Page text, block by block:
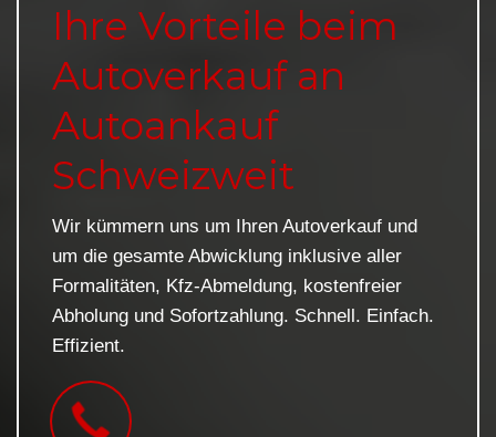
Ihre Vorteile beim
Autoverkauf an
Autoankauf
Schweizweit
Wir kümmern uns um Ihren Autoverkauf und
um die gesamte Abwicklung inklusive aller
Formalitäten, Kfz-Abmeldung, kostenfreier
Abholung und Sofortzahlung. Schnell. Einfach.
Effizient.